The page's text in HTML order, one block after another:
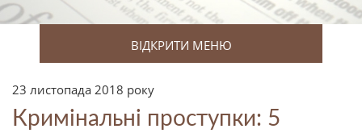
ВІДКРИТИ МЕНЮ
23 листопада 2018 року
Кримінальні проступки: 5